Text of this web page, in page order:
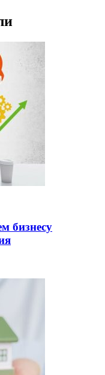
бизнесу